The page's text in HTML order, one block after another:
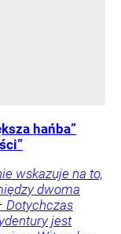
hańba”
wskazuje na to,
dwoma
Dotychczas
jest